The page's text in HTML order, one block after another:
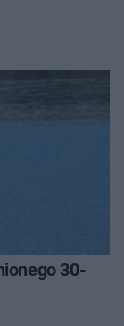
30-